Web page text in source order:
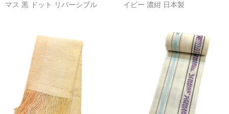
マス 黒 ドット リバーシブル
イビー 濃紺 日本製